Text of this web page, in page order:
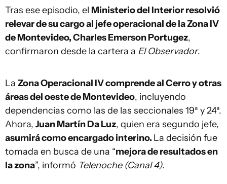
Tras ese episodio, el Ministerio del Interior resolvió
relevar de su cargo al jefe operacional de la Zona IV
de Montevideo, Charles Emerson Portugez,
confirmaron desde la cartera a El Observador.
La Zona Operacional IV comprende al Cerro y otras
áreas del oeste de Montevideo, incluyendo
dependencias como las de las seccionales 19ª y 24ª.
Ahora, Juan Martín Da Luz, quien era segundo jefe,
asumirá como encargado interino. La decisión fue
tomada en busca de una “mejora de resultados en
la zona”, informó Telenoche (Canal 4).